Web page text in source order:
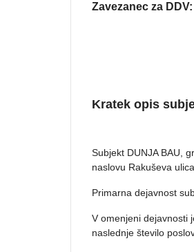
Zavezanec za DDV:
Kratek opis
Subjekt DUNJA BAU,
naslovu Rakuševa
Primarna dejavnost
V omenjeni dejavnosti
naslednje število